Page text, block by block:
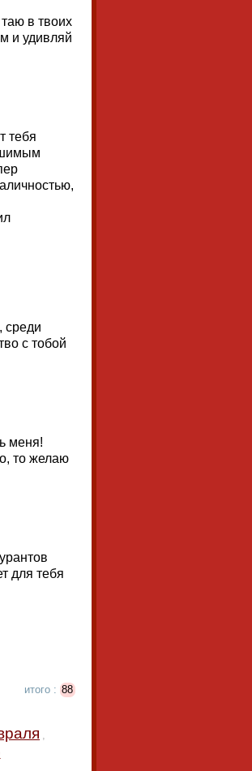
в твоих
и удивляй
тебя
среди
с тобой
меня!
то желаю
для тебя
итого : 88
,